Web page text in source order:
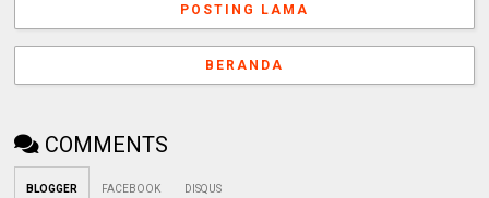
POSTING LAMA
BERANDA
COMMENTS
BLOGGER FACEBOOK DISQUS